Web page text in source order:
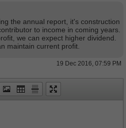
the annual report, it's construction
to income in coming years.
we can expect higher dividend.
maintain current profit.
19 Dec 2016, 07:59 PM